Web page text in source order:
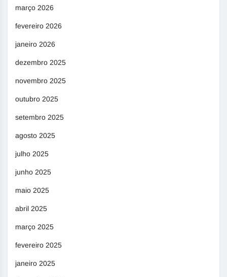
março 2026
fevereiro 2026
janeiro 2026
dezembro 2025
novembro 2025
outubro 2025
setembro 2025
agosto 2025
julho 2025
junho 2025
maio 2025
abril 2025
março 2025
fevereiro 2025
janeiro 2025